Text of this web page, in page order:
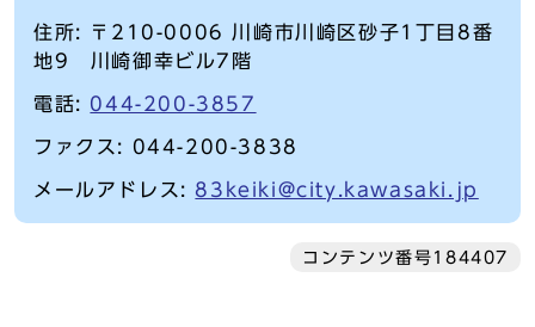
住所: 〒210-0006 川崎市川崎区砂子1丁目8番
地9 川崎御幸ビル7階
電話: 044-200-3857
ファクス: 044-200-3838
メールアドレス: 83keiki@city.kawasaki.jp
コンテンツ番号184407